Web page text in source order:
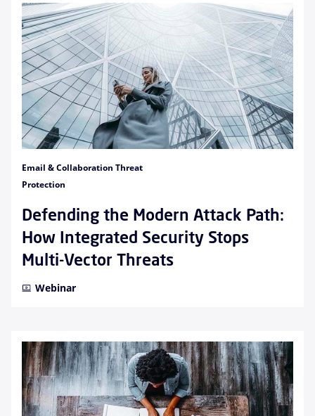
Email & Collaboration Threat
Protection
Defending the Modern Attack Path:
How Integrated Security Stops
Multi-Vector Threats
Webinar